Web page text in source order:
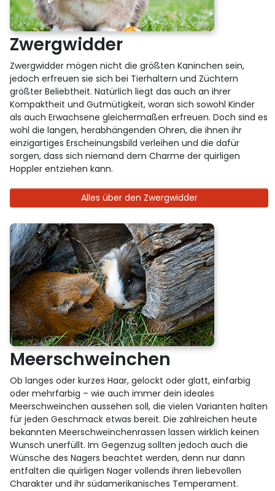
Zwergwidder
Zwergwidder mögen nicht die größten Kaninchen sein,
jedoch erfreuen sie sich bei Tierhaltern und Züchtern
größter Beliebtheit. Natürlich liegt das auch an ihrer
Kompaktheit und Gutmütigkeit, woran sich sowohl Kinder
als auch Erwachsene gleichermaßen erfreuen. Doch sind es
wohl die langen, herabhängenden Ohren, die ihnen ihr
einzigartiges Erscheinungsbild verleihen und die dafür
sorgen, dass sich niemand dem Charme der quirligen
Hoppler entziehen kann.
Alles über den Zwergwidder
Meerschweinchen
Ob langes oder kurzes Haar, gelockt oder glatt, einfarbig
oder mehrfarbig – wie auch immer dein ideales
Meerschweinchen aussehen soll, die vielen Varianten halten
für jeden Geschmack etwas bereit. Die zahlreichen heute
bekannten Meerschweinchenrassen lassen wirklich keinen
Wunsch unerfüllt. Im Gegenzug sollten jedoch auch die
Wünsche des Nagers beachtet werden, denn nur dann
entfalten die quirligen Nager vollends ihren liebevollen
Charakter und ihr südamerikanisches Temperament.